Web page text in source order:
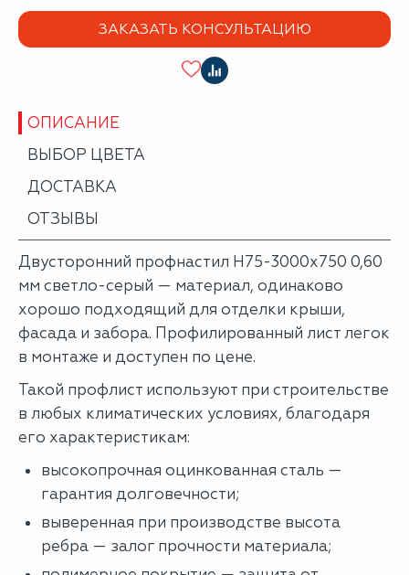
ЗАКАЗАТЬ КОНСУЛЬТАЦИЮ
ОПИСАНИЕ
ВЫБОР ЦВЕТА
ДОСТАВКА
ОТЗЫВЫ
Двусторонний профнастил Н75-3000х750 0,60
мм светло-серый — материал, одинаково
хорошо подходящий для отделки крыши,
фасада и забора. Профилированный лист легок
в монтаже и доступен по цене.
Такой профлист используют при строительстве
в любых климатических условиях, благодаря
его характеристикам:
высокопрочная оцинкованная сталь —
гарантия долговечности;
выверенная при производстве высота
ребра — залог прочности материала;